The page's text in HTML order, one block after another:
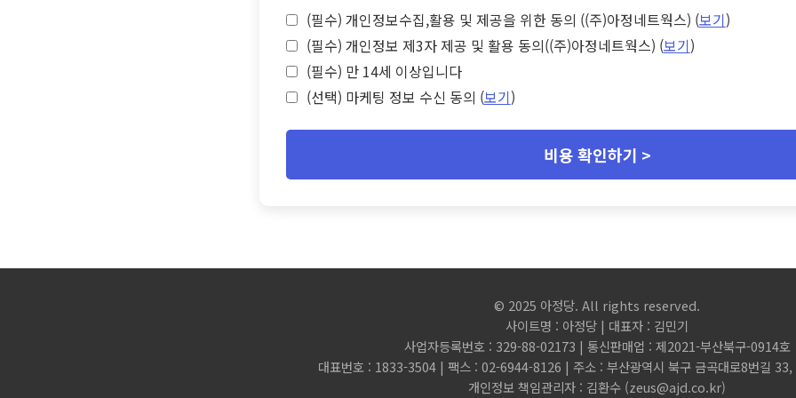
(필수) 개인정보수집,활용 및 제공을 위한 동의 ((주)아정네트웍스) (보기)
(필수) 개인정보 제3자 제공 및 활용 동의((주)아정네트웍스) (보기)
(필수) 만 14세 이상입니다
(선택) 마케팅 정보 수신 동의 (보기)
비용 확인하기 >
© 2025 아정당. All rights reserved.
사이트명 : 아정당 | 대표자 : 김민기
사업자등록번호 : 329-88-02173 | 통신판매업 : 제2021-부산북구-0914호
대표번호 : 1833-3504 | 팩스 : 02-6944-8126 | 주소 : 부산광역시 북구 금곡대로8번길 33,
개인정보 책임관리자 : 김환수 (zeus@ajd.co.kr)